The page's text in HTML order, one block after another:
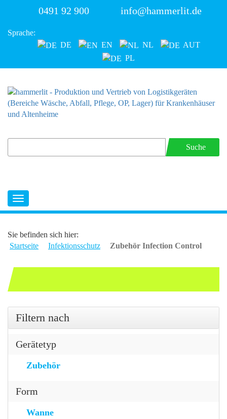
0491 92 900 info@hammerlit.de
Sprache:
DE
EN NL
AUT
PL
Suche
Sie befinden sich hier:
Startseite
Infektionsschutz Zubehör Infection Control
Filtern nach
Gerätetyp
Zubehör
Form
Wanne